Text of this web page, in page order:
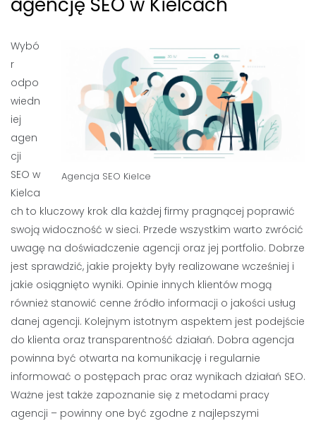
Agencja SEO Kielce
Wybó
r
odpo
wiedn
iej
agen
cji
SEO w
Kielca
ch to kluczowy krok dla każdej firmy pragnącej poprawić
swoją widoczność w sieci. Przede wszystkim warto zwrócić
uwagę na doświadczenie agencji oraz jej portfolio. Dobrze
jest sprawdzić, jakie projekty były realizowane wcześniej i
jakie osiągnięto wyniki. Opinie innych klientów mogą
również stanowić cenne źródło informacji o jakości usług
danej agencji. Kolejnym istotnym aspektem jest podejście
do klienta oraz transparentność działań. Dobra agencja
powinna być otwarta na komunikację i regularnie
informować o postępach prac oraz wynikach działań SEO.
Ważne jest także zapoznanie się z metodami pracy
agencji – powinny one być zgodne z najlepszymi